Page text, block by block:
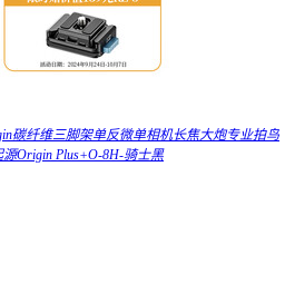
碳纤维三脚架单反微单相机长焦大炮专业拍鸟
Origin Plus+O-8H-骑士黑